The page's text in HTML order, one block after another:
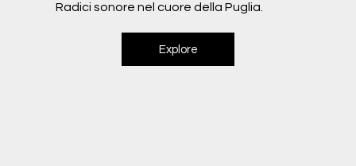
Radici sonore nel cuore della Puglia.
Explore